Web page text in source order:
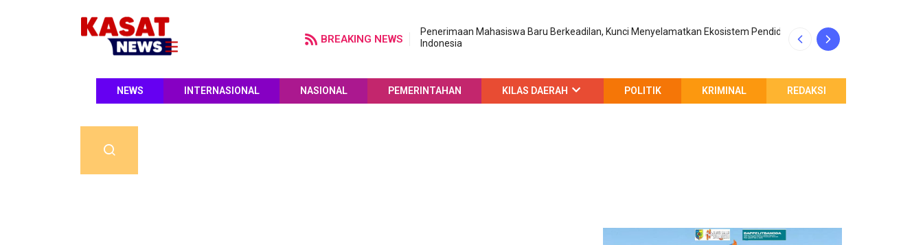
BREAKING NEWS
Penerimaan Mahasiswa Baru Berkeadilan, Kunci Menyelamatkan Ekosistem Pendidikan Tinggi
Indonesia
NEWS INTERNASIONAL NASIONAL PEMERINTAHAN KILAS DAERAH POLITIK KRIMINAL REDAKSI